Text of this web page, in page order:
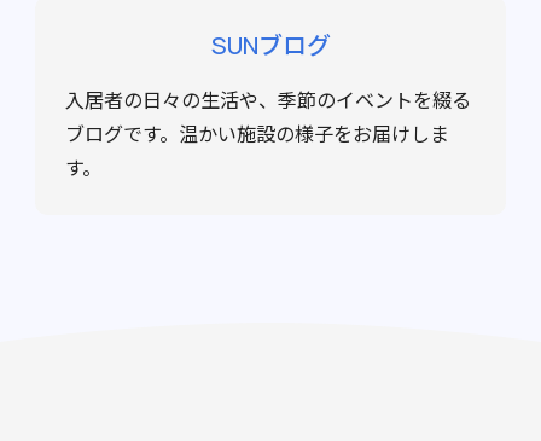
SUNブログ
入居者の日々の生活や、季節のイベントを綴る
ブログです。温かい施設の様子をお届けしま
す。